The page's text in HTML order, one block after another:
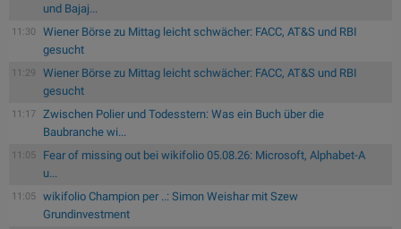
und Bajaj...
11:30
Wiener Börse zu Mittag leicht schwächer: FACC, AT&S und RBI
gesucht
11:29
Wiener Börse zu Mittag leicht schwächer: FACC, AT&S und RBI
gesucht
11:17
Zwischen Polier und Todesstern: Was ein Buch über die
Baubranche wi...
11:05
Fear of missing out bei wikifolio 05.08.26: Microsoft, Alphabet-A
u...
11:05
wikifolio Champion per ..: Simon Weishar mit Szew
Grundinvestment